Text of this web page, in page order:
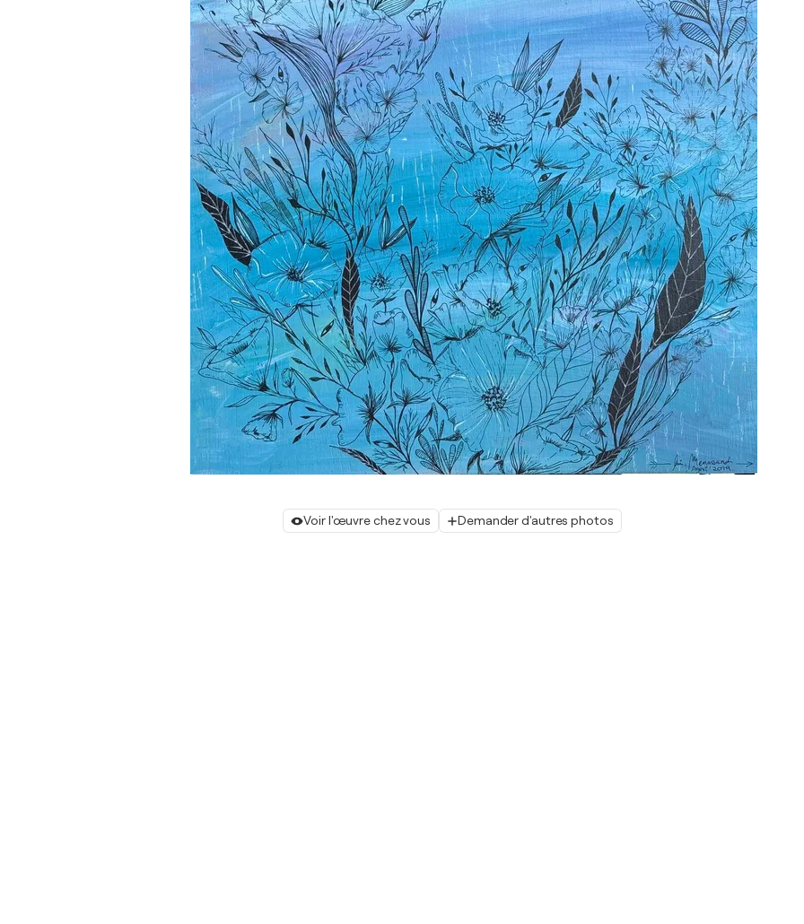
Voir l'œuvre chez vous Demander d'autres photos